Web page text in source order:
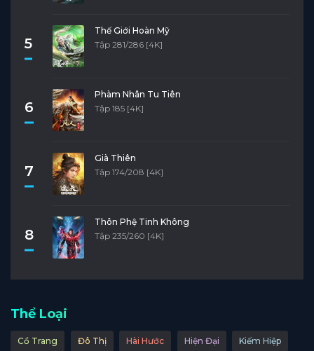
5
Thế Giới Hoàn Mỹ
Tập 281/286 [4K]
6
Phàm Nhân Tu Tiên
Tập 185 [4K]
7
Già Thiên
Tập 174/208 [4K]
8
Thôn Phệ Tinh Không
Tập 235/260 [4K]
Thể Loại
Cổ Trang Đô Thị Hài Hước Hiện Đại Kiếm Hiệp